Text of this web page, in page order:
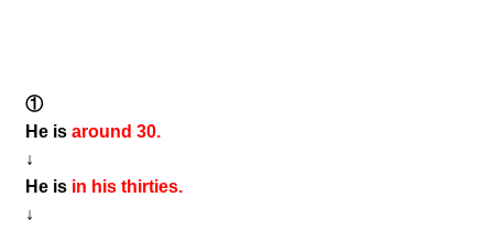
①
He isaround 30.
↓
He is in his thirties.
↓